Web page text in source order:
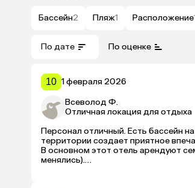
Бассейн2 Пляж1 Расположение
По дате По оценке
10 1 февраля 2026
Всеволод Ф.
Отличная локация для отдыха
Персонал отличный. Есть бассейн
территории создает приятное
В основном этот отель арендуют
менялись).